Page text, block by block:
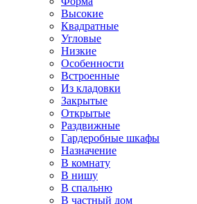
Высокие
Квадратные
Угловые
Низкие
Особенности
Встроенные
Из кладовки
Закрытые
Открытые
Раздвижные
Гардеробные шкафы
Назначение
В комнату
В нишу
В спальню
В частный дом